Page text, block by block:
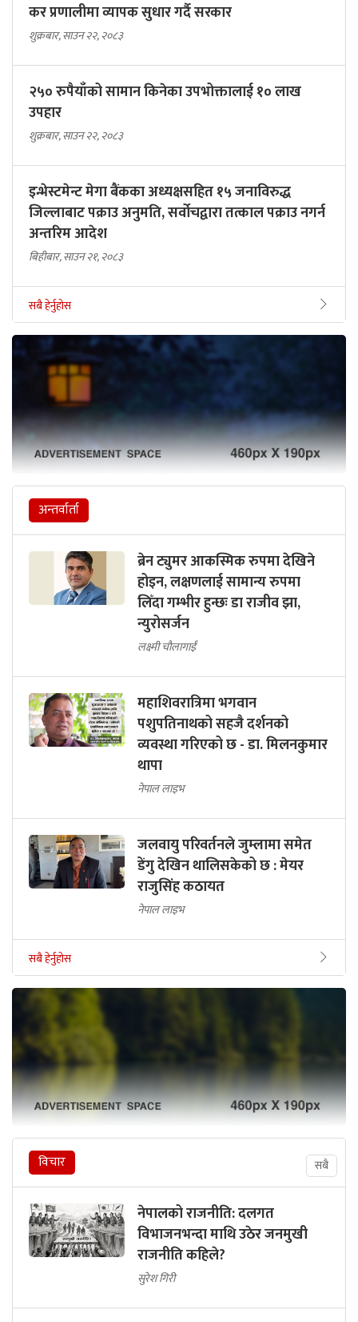
कर प्रणालीमा व्यापक सुधार गर्दै सरकार
शुक्रबार, साउन २२, २०८३
२५० रुपैयाँको सामान किनेका उपभोक्तालाई १० लाख
उपहार
शुक्रबार, साउन २२, २०८३
इन्भेस्टमेन्ट मेगा बैंकका अध्यक्षसहित १५ जनाविरुद्ध
जिल्लाबाट पक्राउ अनुमति, सर्वोचद्वारा तत्काल पक्राउ नगर्न
अन्तरिम आदेश
बिहीबार, साउन २१, २०८३
सबै हेर्नुहोस
अन्तर्वार्ता
ब्रेन ट्युमर आकस्मिक रुपमा देखिने
होइन, लक्षणलाई सामान्य रुपमा
लिँदा गम्भीर हुन्छः डा राजीव झा,
न्युरोसर्जन
लक्ष्मी चौलागाईं
महाशिवरात्रिमा भगवान
पशुपतिनाथको सहजै दर्शनको
व्यवस्था गरिएको छ - डा. मिलनकुमार
थापा
नेपाल लाइभ
जलवायु परिवर्तनले जुम्लामा समेत
डेंगु देखिन थालिसकेको छ : मेयर
राजुसिंह कठायत
नेपाल लाइभ
सबै हेर्नुहोस
विचार सबै
नेपालको राजनीति: दलगत
विभाजनभन्दा माथि उठेर जनमुखी
राजनीति कहिले?
सुरेश गिरी